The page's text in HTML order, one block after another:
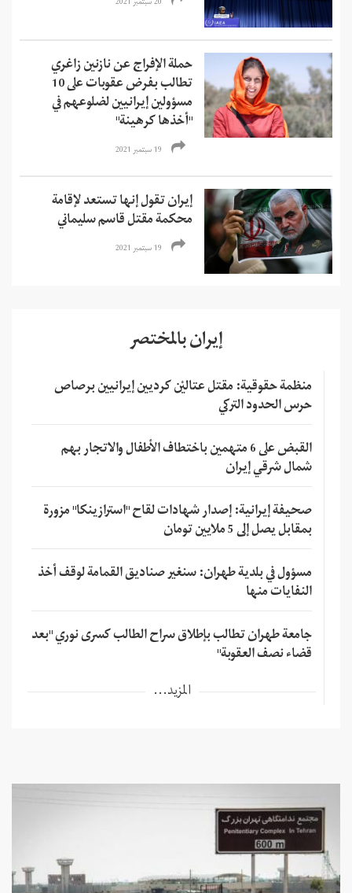
حملة الإفراج عن نازنين زاغري
تطالب بفرض عقوبات على 10
مسؤولين إيرانيين لضلوعهم في
"أخذها كرهينة"
19 سبتمبر 2021
إيران تقول إنها تستعد لإقامة
محكمة مقتل قاسم سليماني
19 سبتمبر 2021
إيران بالمختصر
منظمة حقوقية: مقتل عتاليْن كرديين إيرانيين برصاص
حرس الحدود التركي
القبض على 6 متهمين باختطاف الأطفال والاتجار بهم
شمال شرقي إيران
صحيفة إيرانية: إصدار شهادات لقاح "استرازينكا" مزورة
بمقابل يصل إلى 5 ملايين تومان
مسؤول في بلدية طهران: سنغير صناديق القمامة لوقف أخذ
النفايات منها
جامعة طهران تطالب بإطلاق سراح الطالب كسرى نوري "بعد
قضاء نصف العقوبة"
المزيد...